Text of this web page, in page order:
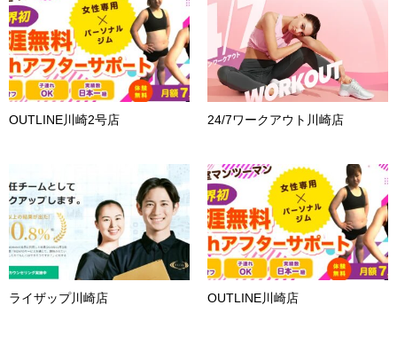
OUTLINE川崎2号店 24/7ワークアウト川崎店
ライザップ川崎店 OUTLINE川崎店